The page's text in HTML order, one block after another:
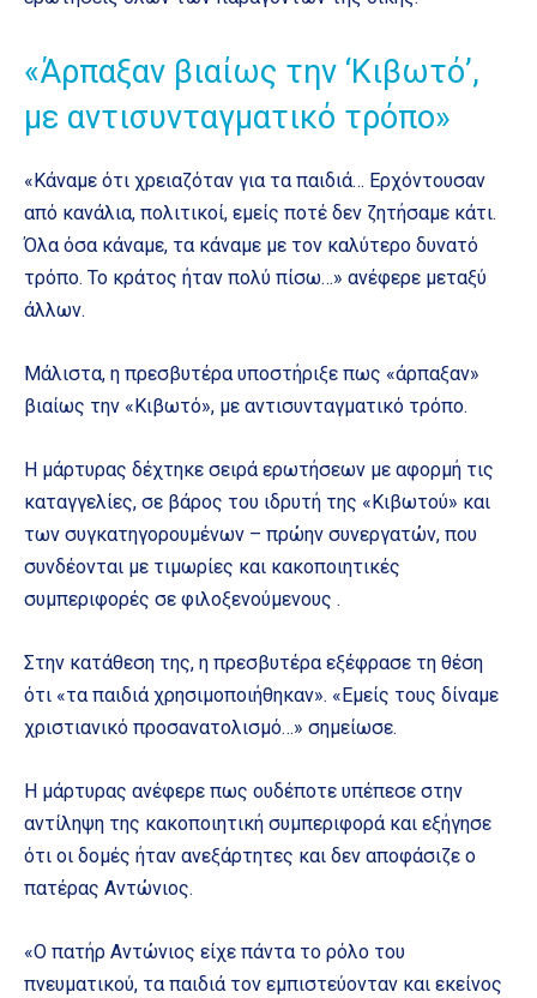
«Άρπαξαν βιαίως την ‘Κιβωτό’,
με αντισυνταγματικό τρόπο»
«Κάναμε ότι χρειαζόταν για τα παιδιά… Ερχόντουσαν
από κανάλια, πολιτικοί, εμείς ποτέ δεν ζητήσαμε κάτι.
Όλα όσα κάναμε, τα κάναμε με τον καλύτερο δυνατό
τρόπο. Το κράτος ήταν πολύ πίσω…» ανέφερε μεταξύ
άλλων.
Μάλιστα, η πρεσβυτέρα υποστήριξε πως «άρπαξαν»
βιαίως την «Κιβωτό», με αντισυνταγματικό τρόπο.
Η μάρτυρας δέχτηκε σειρά ερωτήσεων με αφορμή τις
καταγγελίες, σε βάρος του ιδρυτή της «Κιβωτού» και
των συγκατηγορουμένων – πρώην συνεργατών, που
συνδέονται με τιμωρίες και κακοποιητικές
συμπεριφορές σε φιλοξενούμενους .
Στην κατάθεση της, η πρεσβυτέρα εξέφρασε τη θέση
ότι «τα παιδιά χρησιμοποιήθηκαν». «Εμείς τους δίναμε
χριστιανικό προσανατολισμό…» σημείωσε.
Η μάρτυρας ανέφερε πως ουδέποτε υπέπεσε στην
αντίληψη της κακοποιητική συμπεριφορά και εξήγησε
ότι οι δομές ήταν ανεξάρτητες και δεν αποφάσιζε ο
πατέρας Αντώνιος.
«Ο πατήρ Αντώνιος είχε πάντα το ρόλο του
πνευματικού, τα παιδιά τον εμπιστεύονταν και εκείνος